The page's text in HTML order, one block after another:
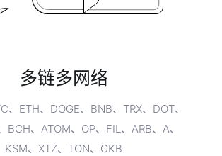
多链多网络
、ETH、DOGE、BNB、TRX、DOT、
BCH、ATOM、OP、FIL、ARB、A、
KSM、XTZ、TON、CKB